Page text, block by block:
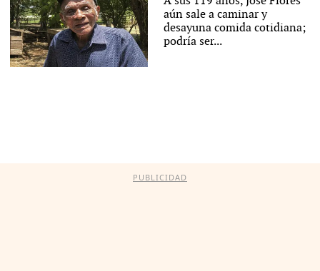
aún sale a caminar y
desayuna comida cotidiana;
podría ser...
PUBLICIDAD